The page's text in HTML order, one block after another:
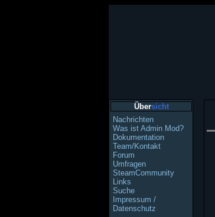
Übersicht
Nachrichten
Was ist Admin Mod?
Dokumentation
Team/Kontakt
Forum
Umfragen
SteamCommunity
Links
Suche
Impressum /
Datenschutz